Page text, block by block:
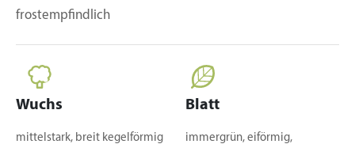
frostempfindlich
Wuchs
mittelstark, breit kegelförmig
Blatt
immergrün, eiförmig,